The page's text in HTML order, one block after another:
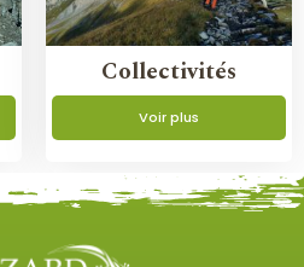
Collectivités
Voir plus